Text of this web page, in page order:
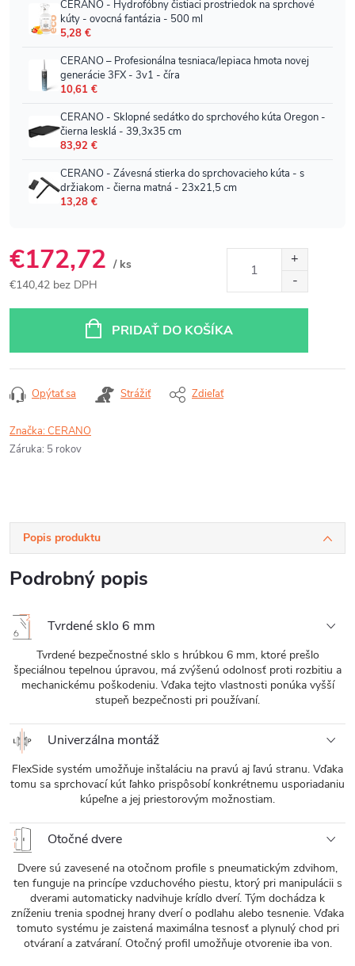
€172,72 / ks
€140,42 bez DPH
PRIDAŤ DO KOŠÍKA
Opýtať sa Strážiť Zdieľať
Značka:CERANO
Záruka: 5 rokov
Popis produktu
Podrobný popis
Tvrdené sklo 6 mm
Tvrdené bezpečnostné sklo s hrúbkou 6 mm, ktoré prešlo
špeciálnou tepelnou úpravou, má zvýšenú odolnosť proti rozbitiu a
mechanickému poškodeniu. Vďaka tejto vlastnosti ponúka vyšší
stupeň bezpečnosti pri používaní.
Univerzálna montáž
FlexSide systém umožňuje inštaláciu na pravú aj ľavú stranu. Vďaka
tomu sa sprchovací kút ľahko prispôsobí konkrétnemu usporiadaniu
kúpeľne a jej priestorovým možnostiam.
Otočné dvere
Dvere sú zavesené na otočnom profile s pneumatickým zdvihom,
ten funguje na princípe vzduchového piestu, ktorý pri manipulácii s
dverami automaticky nadvihuje krídlo dverí. Tým dochádza k
zníženiu trenia spodnej hrany dverí o podlahu alebo tesnenie. Vďaka
tomuto systému je zaistená maximálna tesnosť a plynulý chod pri
otváraní a zatváraní. Otočný profil umožňuje otvorenie iba von.